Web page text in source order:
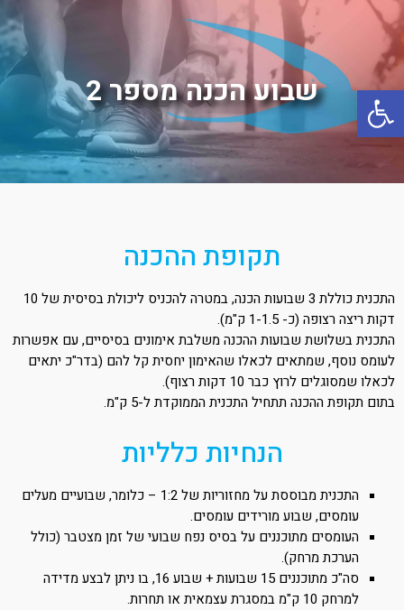
פתח סרגל נגישות שבוע הכנה מספר 2
תקופת ההכנה
התכנית כוללת 3 שבועות הכנה, במטרה להכניס ליכולת בסיסית של 10
דקות ריצה רצופה (כ- 1-1.5 ק"מ).
התכנית בשלושת שבועות ההכנה משלבת אימונים בסיסיים, עם אפשרות
לעומס נוסף, שמתאים לכאלו שהאימון יחסית קל להם (בדר"כ יתאים
לכאלו שמסוגלים לרוץ כבר 10 דקות רצוף).
בתום תקופת ההכנה תתחיל התכנית הממוקדת ל-5 ק"מ.
הנחיות כלליות
התכנית מבוססת על מחזוריות של 1:2 – כלומר, שבועיים מעלים
עומסים, שבוע מורידים עומסים.
העומסים מתוכננים על בסיס נפח שבועי של זמן מצטבר (כולל
הערכת מרחק).
סה"כ מתוכננים 15 שבועות + שבוע 16, בו ניתן לבצע מדידה
למרחק 10 ק"מ במסגרת עצמאית או תחרות.